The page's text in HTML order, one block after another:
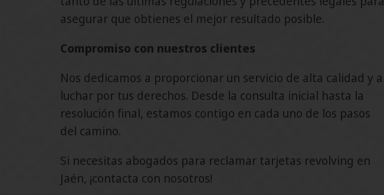
asegurar que obtienes el mejor resultado posible.
Compromiso con nuestros clientes
Nos dedicamos a proporcionar un servicio de alta calidad y a
luchar por tus derechos. Desde la consulta inicial hasta la
resolución final, estamos contigo en cada uno de los pasos
del camino.
Si necesitas abogados para reclamar tarjetas revolving en
Jaén, ¡contacta con nosotros!